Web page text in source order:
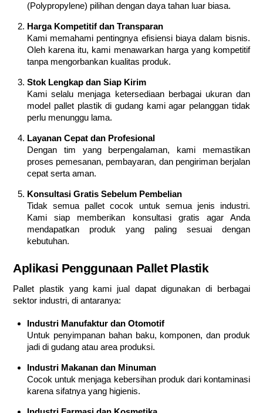
(Polypropylene) pilihan dengan daya tahan luar biasa.
Harga Kompetitif dan Transparan
Kami memahami pentingnya efisiensi biaya dalam bisnis.
Oleh karena itu, kami menawarkan harga yang kompetitif
tanpa mengorbankan kualitas produk.
Stok Lengkap dan Siap Kirim
Kami selalu menjaga ketersediaan berbagai ukuran dan
model pallet plastik di gudang kami agar pelanggan tidak
perlu menunggu lama.
Layanan Cepat dan Profesional
Dengan tim yang berpengalaman, kami memastikan
proses pemesanan, pembayaran, dan pengiriman berjalan
cepat serta aman.
Konsultasi Gratis Sebelum Pembelian
Tidak semua pallet cocok untuk semua jenis industri.
Kami siap memberikan konsultasi gratis agar Anda
mendapatkan produk yang paling sesuai dengan
kebutuhan.
Aplikasi Penggunaan Pallet Plastik
Pallet plastik yang kami jual dapat digunakan di berbagai
sektor industri, di antaranya:
Industri Manufaktur dan Otomotif
Untuk penyimpanan bahan baku, komponen, dan produk
jadi di gudang atau area produksi.
Industri Makanan dan Minuman
Cocok untuk menjaga kebersihan produk dari kontaminasi
karena sifatnya yang higienis.